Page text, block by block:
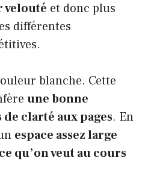
velouté et donc plus
différentes
blanche. Cette
une bonne
clarté aux pages. En
espace assez large
qu’on veut au cours